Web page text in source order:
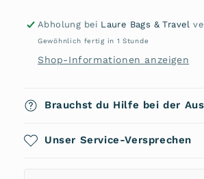
1005225
von
1005225
von
Abholung bei Laure Bags & Travel
Gewöhnlich fertig in 1 Stunde
Shop-Informationen anzeigen
Brauchst du Hilfe bei der
Unser Service-Versprechen